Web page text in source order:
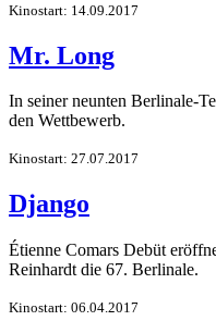
Kinostart: 14.09.2017
Mr. Long
In seiner neunten Berlinale-
den Wettbewerb.
Kinostart: 27.07.2017
Django
Étienne Comars Debüt
Reinhardt die 67. Berlinale.
Kinostart: 06.04.2017